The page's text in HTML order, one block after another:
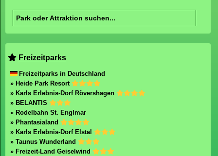
Freizeitparks
Freizeitparks in Deutschland
» Heide Park Resort
» Karls Erlebnis-Dorf Rövershagen
» BELANTIS
» Rodelbahn St. Englmar
» Phantasialand
» Karls Erlebnis-Dorf Elstal
» Taunus Wunderland
» Freizeit-Land Geiselwind